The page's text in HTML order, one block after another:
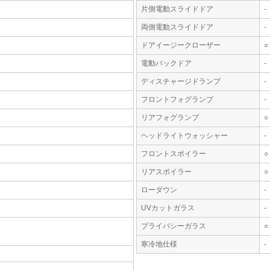
片側電動スライドドア -
両側電動スライドドア -
ドアイージークローザー ○
電動バックドア -
ディスチャージドランプ -
フロントフォグランプ -
リアフォグランプ ○
ヘッドライトウォッシャー -
フロントスポイラー ○
リアスポイラー ○
ローダウン -
UVカットガラス -
プライバシーガラス ○
寒冷地仕様 -